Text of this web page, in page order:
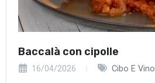
Baccalà con cipolle
16/04/2026 Cibo E Vino